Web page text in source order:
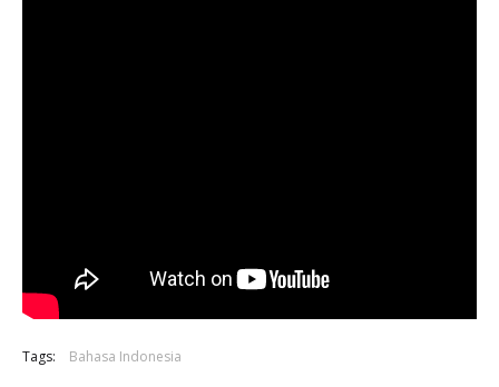
Tags: Bahasa Indonesia